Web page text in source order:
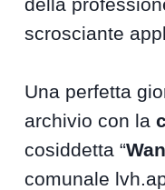
scrosciante
Una perfetta
archivio con la
cosiddetta “
comunale